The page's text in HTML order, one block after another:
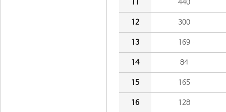
11 440
12 300
13 169
14 84
15 165
16 128